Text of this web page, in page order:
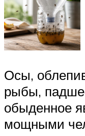
Осы,
рыбы,
обыденное
мощными